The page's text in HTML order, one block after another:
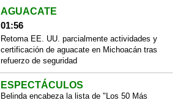
AGUACATE
01:56
Retoma EE. UU. parcialmente actividades y
certificación de aguacate en Michoacán tras
refuerzo de seguridad
ESPECTÁCULOS
Belinda encabeza la lista de "Los 50 Más